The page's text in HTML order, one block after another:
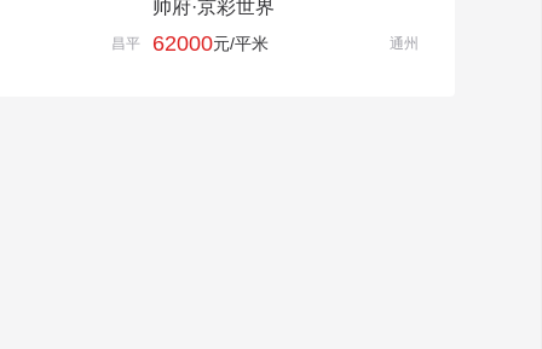
昌平
帅府·京彩世界
62000元/平米 通州